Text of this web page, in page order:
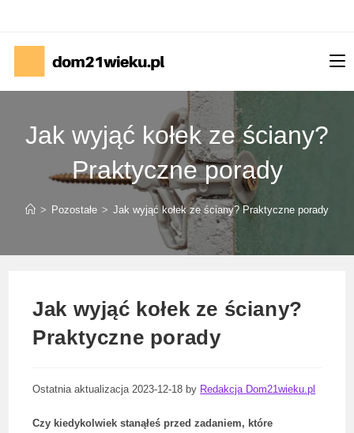
content
Jak wyjąć kołek ze ściany?
Praktyczne porady
> Pozostałe > Jak wyjąć kołek ze ściany? Praktyczne porady
Jak wyjąć kołek ze ściany?
Praktyczne porady
Ostatnia aktualizacja 2023-12-18 by Redakcja Dom21wieku.pl
Czy kiedykolwiek stanąłeś przed zadaniem, które